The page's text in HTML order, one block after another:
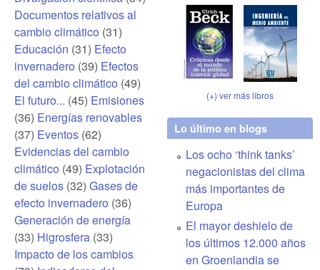
Documentos relativos al
cambio climático (31)
Educación (31) Efecto
invernadero (39) Efectos
del cambio climático (49)
El futuro... (45) Emisiones
(36) Energías renovables
(37) Eventos (62)
Evidencias del cambio
climático (49) Explotación
de suelos (32) Gases de
efecto invernadero (36)
Generación de energía
(33) Higrosfera (33)
Impacto de los cambios
(+) ver más libros
Lo último en blogs
Los ocho ‘think tanks’
negacionistas del clima
más importantes de
Europa
El mayor deshielo de
los últimos 12.000 años
en Groenlandia se